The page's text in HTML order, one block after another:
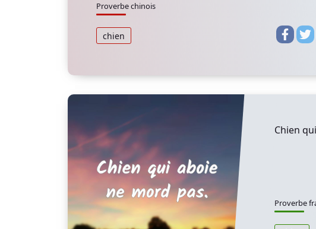
Proverbe chinois
chien
Chien
Proverbe